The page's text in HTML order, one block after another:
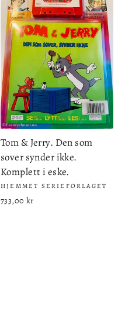
Tom & Jerry. Den som
sover synder ikke.
Komplett i eske.
HJEMMET SERIEFORLAGET
733,00 kr